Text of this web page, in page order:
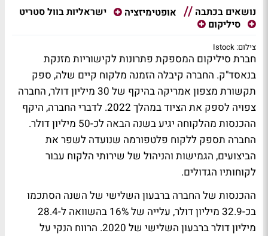
נושאים בכתבה אופטימיזציה
ישראליות בוול סטריט
סיליקום
צילום: Istock
חברת סיליקום המספקת פתרונות לקישוריות מזנקת
בנאסד"ק. החברה קיבלה הזמנה מלקוח קיים שלה, ספק
תקשורת מצפון אמריקה בהיקף של 30 מיליון דולר, החברה
צפויה לספק את הציוד במהלך 2022. לדברי החברה, היקף
ההכנסות מהלקוחה יגיע בשנה הבאה לכ-50 מיליון דולר.
החברה תספק ללקוח פלטפורמה שנועדה לשפר את
הביצועים, הגמישות והניהול של שירותי הלקוח עבור
לקוחותיו הגדולים.
ההכנסות של החברה ברבעון השלישי של השנה הסתכמו
בכ-32.9 מיליון דולר, עלייה של 16% בהשוואה ל-28.4
מיליון דולר ברבעון השלישי של 2020. הרווח הנקי על